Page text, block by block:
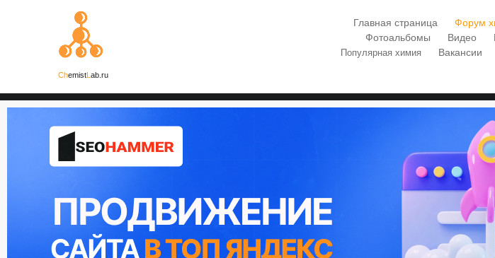
ChemistL ab.ru
Главная страница Форум
Фотоальбомы Видео
Популярная химия Вакансии